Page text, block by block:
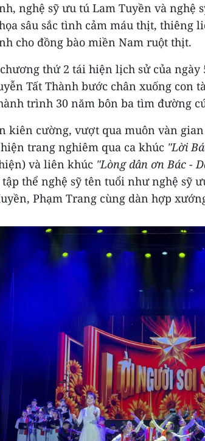
nghệ sỹ ưu tú Lam Tuyền và nghệ
sâu sắc tình cảm máu thịt, thiêng
cho đồng bào miền Nam ruột thịt.
thứ 2 tái hiện lịch sử của
Tất Thành bước chân xuống con
trình 30 năm bôn ba tìm đường
kiên cường, vượt qua muôn vàn
trang nghiêm qua ca khúc "Lời
và liên khúc "Lòng dân ơn Bác -
thể nghệ sỹ tên tuổi như nghệ sỹ
Phạm Trang cùng dàn hợp